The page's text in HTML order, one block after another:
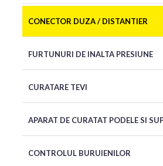
CONECTOR DUZA / DISTANTIER
FURTUNURI DE INALTA PRESIUNE
CURATARE TEVI
APARAT DE CURATAT PODELE SI
CONTROLUL BURUIENILOR